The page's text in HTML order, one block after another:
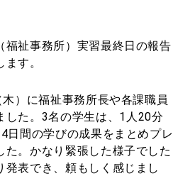
福祉事務所）実習最終日の報告
す。
木）に福祉事務所長や各課職員
た。 3名の学生は、 1 人20分
日間の学びの成果をまとめプレ
た。かなり緊張した様子でした
発表でき、頼もしく感じまし